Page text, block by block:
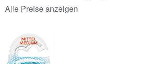
Alle Preise anzeigen